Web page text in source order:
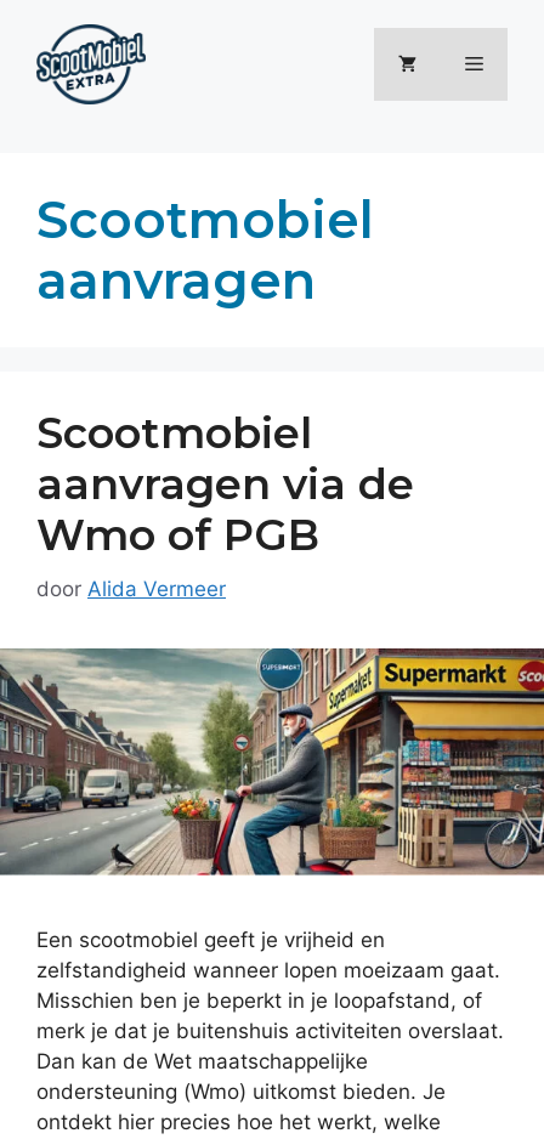
inhoud
Menu
Scootmobiel
aanvragen
Scootmobiel
aanvragen via de
Wmo of PGB
door Alida Vermeer
Een scootmobiel geeft je vrijheid en
zelfstandigheid wanneer lopen moeizaam gaat.
Misschien ben je beperkt in je loopafstand, of
merk je dat je buitenshuis activiteiten overslaat.
Dan kan de Wet maatschappelijke
ondersteuning (Wmo) uitkomst bieden. Je
ontdekt hier precies hoe het werkt, welke